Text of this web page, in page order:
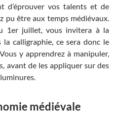
d’éprouver vos talents et de
pu être aux temps médiévaux.
1er juillet, vous invitera à la
calligraphie, ce sera donc le
y apprendrez à manipuler,
avant de les appliquer sur des
médiévale